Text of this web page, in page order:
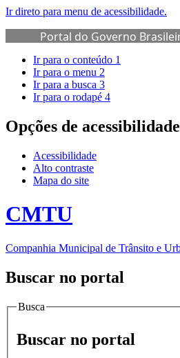
Ir direto para menu de acessibilidade.
Portal do Governo
Ir para o conteúdo 1
Ir para o menu 2
Ir para a busca 3
Ir para o rodapé 4
Opções de acessibilidade
Acessibilidade
Alto contraste
Mapa do site
CMTU
Companhia Municipal de Trânsito e
Buscar no portal
Busca
Buscar no portal